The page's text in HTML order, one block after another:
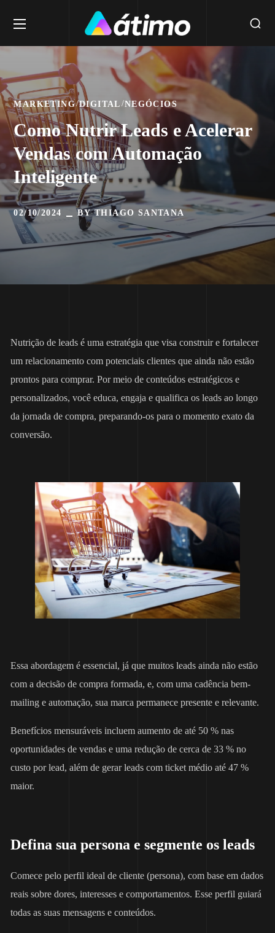
MARKETING DIGITAL NEGÓCIOS
Como Nutrir Leads e Acelerar
Vendas com Automação
Inteligente
02/10/2024 BYTHIAGO SANTANA
Nutrição de leads é uma estratégia que visa construir e fortalecer
um relacionamento com potenciais clientes que ainda não estão
prontos para comprar. Por meio de conteúdos estratégicos e
personalizados, você educa, engaja e qualifica os leads ao longo
da jornada de compra, preparando-os para o momento exato da
conversão.
Essa abordagem é essencial, já que muitos leads ainda não estão
com a decisão de compra formada, e, com uma cadência bem-
mailing e automação, sua marca permanece presente e relevante.
Benefícios mensuráveis incluem aumento de até 50 % nas
oportunidades de vendas e uma redução de cerca de 33 % no
custo por lead, além de gerar leads com ticket médio até 47 %
maior.
Defina sua persona e segmente os leads
Comece pelo perfil ideal de cliente (persona), com base em dados
reais sobre dores, interesses e comportamentos. Esse perfil guiará
todas as suas mensagens e conteúdos.